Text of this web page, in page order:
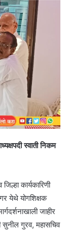
स्वाती निकम
कार्यकारिणी
येथे योगशिक्षक
जाहीर
सुनील गुरव, महासचिव